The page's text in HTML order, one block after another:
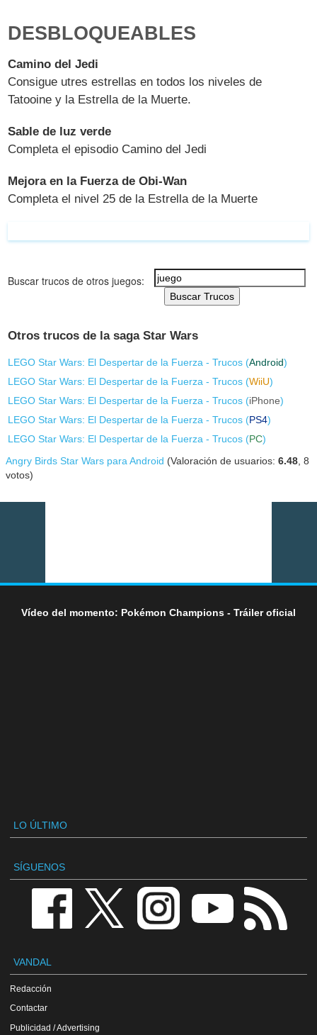
DESBLOQUEABLES
Camino del Jedi
Consigue utres estrellas en todos los niveles de
Tatooine y la Estrella de la Muerte.
Sable de luz verde
Completa el episodio Camino del Jedi
Mejora en la Fuerza de Obi-Wan
Completa el nivel 25 de la Estrella de la Muerte
Buscar trucos de otros juegos:
Buscar Trucos
Otros trucos de la saga Star Wars
LEGO Star Wars: El Despertar de la Fuerza - Trucos (Android)
LEGO Star Wars: El Despertar de la Fuerza - Trucos (WiiU)
LEGO Star Wars: El Despertar de la Fuerza - Trucos (iPhone)
LEGO Star Wars: El Despertar de la Fuerza - Trucos (PS4)
LEGO Star Wars: El Despertar de la Fuerza - Trucos (PC)
Angry Birds Star Wars para Android (Valoración de usuarios:6.48 ,8
votos)
Vídeo del momento: Pokémon Champions - Tráiler oficial
LO ÚLTIMO
SÍGUENOS
VANDAL
Redacción
Contactar
Publicidad / Advertising